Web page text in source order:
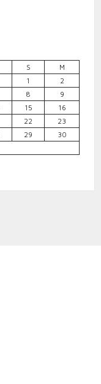
S
M
1
2
8
9
15
16
22
23
29
30